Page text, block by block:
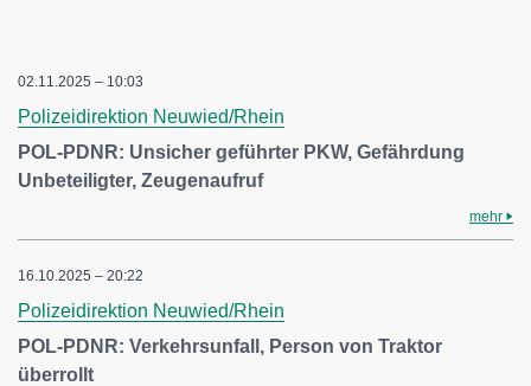
02.11.2025 – 10:03
Polizeidirektion Neuwied/Rhein
POL-PDNR: Unsicher geführter PKW, Gefährdung
Unbeteiligter, Zeugenaufruf
mehr
16.10.2025 – 20:22
Polizeidirektion Neuwied/Rhein
POL-PDNR: Verkehrsunfall, Person von Traktor
überrollt